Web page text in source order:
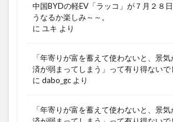
中国BYDの軽EV「ラッコ」が７月２８
うなるか楽しみ～～。
に ユキ より
「年寄りが富を蓄えて使わないと、景
済が弱まってしまう」って有り得ないで
に dabo_gc より
「年寄りが富を蓄えて使わないと、景